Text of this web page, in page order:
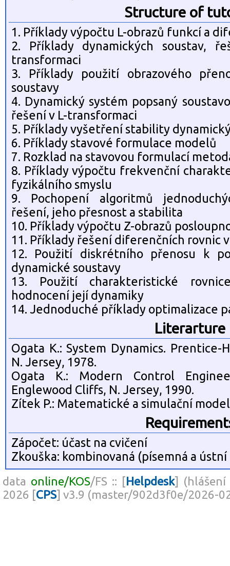
Structure of
1. Příklady výpočtu L-obrazů funkcí a
2. Příklady dynamických soustav,
transformaci
3. Příklady použití obrazového
soustavy
4. Dynamický systém popsaný
řešení v L-transformaci
5. Příklady vyšetření stability
6. Příklady stavové formulace modelů
7. Rozklad na stavovou formulací
8. Příklady výpočtu frekvenční
fyzikálního smyslu
9. Pochopení algoritmů
řešení, jeho přesnost a stabilita
10. Příklady výpočtu Z-obrazů
11. Příklady řešení diferenčních rovnic
12. Použití diskrétního přenosu k
dynamické soustavy
13. Použití charakteristické
hodnocení její dynamiky
14. Jednoduché příklady optimalizace
Literarture
Ogata K.: System Dynamics. Prentice-
N. Jersey, 1978.
Ogata K.: Modern Control
Englewood Cliffs, N. Jersey, 1990.
Zítek P.: Matematické a simulační
Zápočet: účast na cvičení
Zkouška: kombinovaná (písemná a ústní
data online/KOS/FS :: [Helpdesk] (hlášení
2026 [CPS] v3.9 (master/902d3f0e/2026-